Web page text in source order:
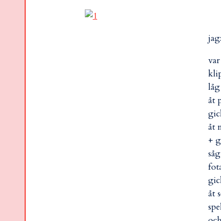
jag:
åt
åt
+
åt